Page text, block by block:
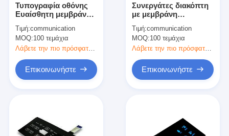
Τυπογραφία οθόνης
Ευαίσθητη μεμβράνη
ιατρική συσκευή
Τιμή:communication
MOQ:100 τεμάχια
Λάβετε την πιο πρόσφατη τιμή
Επικοινωνήστε
Συνεργάτες διακόπτη
με μεμβράνη
κάλυψη PC με
εκτύπωση με
μεταξένια οθόνη
Τιμή:communication
MOQ:100 τεμάχια
Επικοινωνήστε